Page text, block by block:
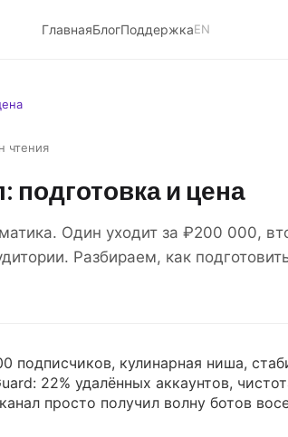
ГлавнаяБлогПоддержкаEN
чтения
подготовка и цена
Один уходит за ₽200 000,
Разбираем, как
кулинарная ниша,
22% удалённых аккаунтов,
просто получил волну ботов